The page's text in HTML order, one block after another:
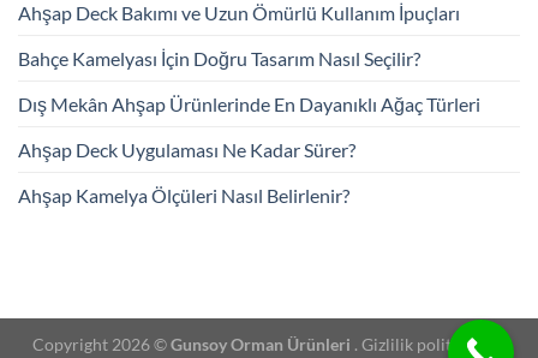
Ahşap Deck Bakımı ve Uzun Ömürlü Kullanım İpuçları
Bahçe Kamelyası İçin Doğru Tasarım Nasıl Seçilir?
Dış Mekân Ahşap Ürünlerinde En Dayanıklı Ağaç Türleri
Ahşap Deck Uygulaması Ne Kadar Sürer?
Ahşap Kamelya Ölçüleri Nasıl Belirlenir?
Copyright 2026 ©Gunsoy Orman Ürünleri . Gizlilik politikası -